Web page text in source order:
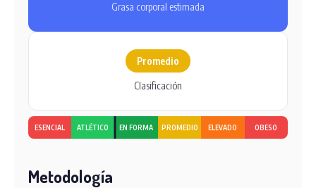
Grasa corporal estimada
Promedio
Clasificación
ESENCIAL ATLÉTICO EN FORMA PROMEDIO ELEVADO OBESO
Metodología